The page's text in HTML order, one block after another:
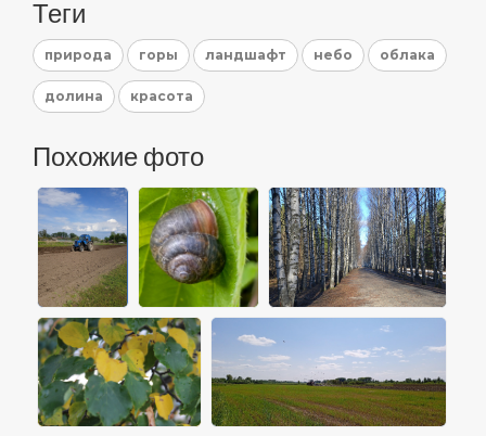
Теги
природа горы ландшафт небо облака
долина красота
Похожие фото